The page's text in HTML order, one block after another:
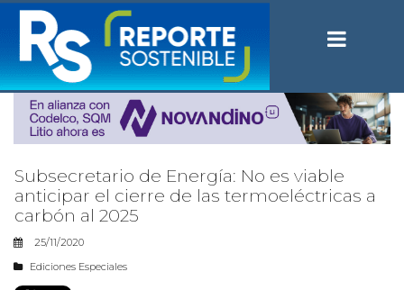
Subsecretario de Energía: No es viable
anticipar el cierre de las termoeléctricas a
carbón al 2025
25/11/2020
Ediciones Especiales